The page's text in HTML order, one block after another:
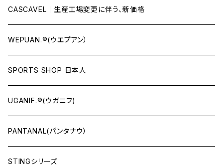
CASCAVEL｜生産工場変更に伴う、新価格
WEPUAN.®(ウエプアン）
SPORTS SHOP 日本人
UGANIF.®(ウガニフ)
PANTANAL(パンタナウ）
STINGシリーズ